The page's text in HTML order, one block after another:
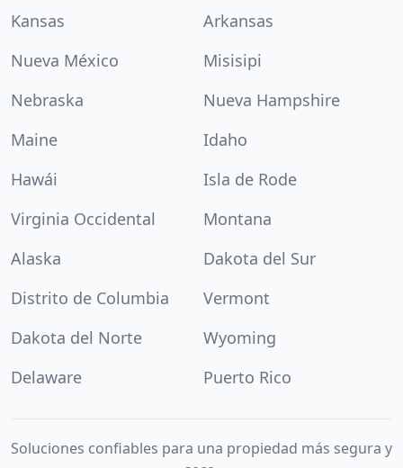
Kansas
Arkansas
Nueva México
Misisipi
Nebraska
Nueva Hampshire
Maine
Idaho
Hawái
Isla de Rode
Virginia Occidental
Montana
Alaska
Dakota del Sur
Distrito de Columbia
Vermont
Dakota del Norte
Wyoming
Delaware
Puerto Rico
Soluciones confiables para una propiedad más segura y